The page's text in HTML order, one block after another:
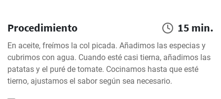
Procedimiento 15 min.
En aceite, freímos la col picada. Añadimos las especias y
cubrimos con agua. Cuando esté casi tierna, añadimos las
patatas y el puré de tomate. Cocinamos hasta que esté
tierno, ajustamos el sabor según sea necesario.